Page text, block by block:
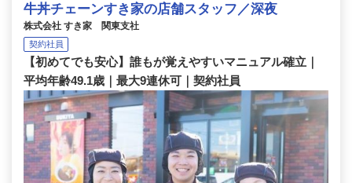
牛丼チェーンすき家の店舗スタッフ／深夜
株式会社 すき家 関東支社
契約社員
【初めてでも安心】誰もが覚えやすいマニュアル確立｜
平均年齢49.1歳｜最大9連休可｜契約社員